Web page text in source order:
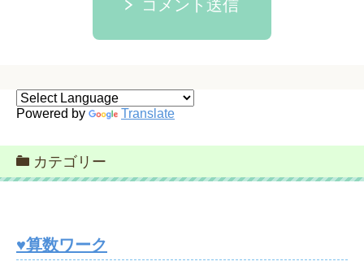
コメント送信
Powered by Translate
カテゴリー
♥算数ワーク